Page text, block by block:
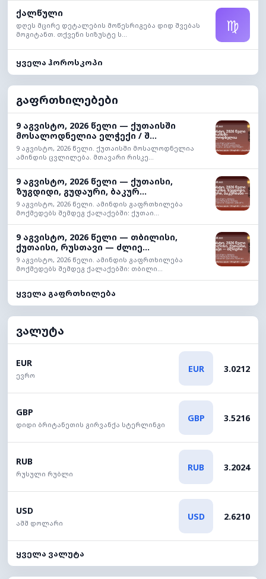
ქალწული
დღეს მცირე დეტალების მოწესრიგება დიდ შვებას
მოგიტანთ. თქვენი სიზუსტე ს...
♍
ყველა ჰოროსკოპი
გაფრთხილებები
9 აგვისტო, 2026 წელი — ქუთაისში
მოსალოდნელია ელჭექი / შ...
9 აგვისტო, 2026 წელი. ქუთაისში მოსალოდნელია
ამინდის ცვლილება. მთავარი რისკე...
9 აგვისტო, 2026 წელი — ქუთაისი,
ზუგდიდი, გუდაური, ბაკურ...
9 აგვისტო, 2026 წელი. ამინდის გაფრთხილება
მოქმედებს შემდეგ ქალაქებში: ქუთაი...
9 აგვისტო, 2026 წელი — თბილისი,
ქუთაისი, რუსთავი — ძლიე...
9 აგვისტო, 2026 წელი. ამინდის გაფრთხილება
მოქმედებს შემდეგ ქალაქებში: თბილი...
ყველა გაფრთხილება
ვალუტა
EUR
ევრო
EUR 3.0212
GBP
დიდი ბრიტანეთის გირვანქა სტერლინგი
GBP 3.5216
RUB
რუსული რუბლი
RUB 3.2024
USD
აშშ დოლარი
USD 2.6210
ყველა ვალუტა